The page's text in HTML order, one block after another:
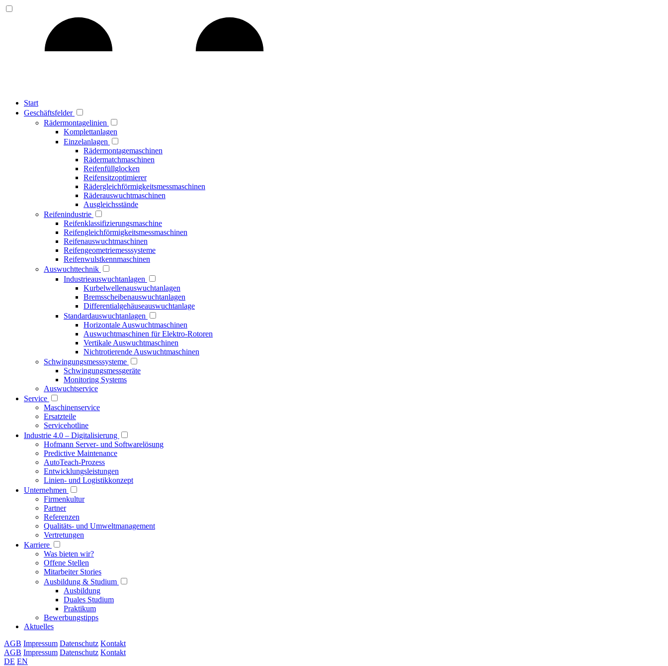
Start
Geschäftsfelder
Rädermontagelinien
Komplettanlagen
Einzelanlagen
Rädermontagemaschinen
Rädermatchmaschinen
Reifenfüllglocken
Reifensitzoptimierer
Rädergleichförmigkeitsmessmaschinen
Räderauswuchtmaschinen
Ausgleichsstände
Reifenindustrie
Reifenklassifizierungsmaschine
Reifengleichförmigkeitsmessmaschinen
Reifenauswuchtmaschinen
Reifengeometriemesssysteme
Reifenwulstkennmaschinen
Auswuchttechnik
Industrieauswuchtanlagen
Kurbelwellenauswuchtanlagen
Bremsscheibenauswuchtanlagen
Differentialgehäuseauswuchtanlage
Standardauswuchtanlagen
Horizontale Auswuchtmaschinen
Auswuchtmaschinen für Elektro-Rotoren
Vertikale Auswuchtmaschinen
Nichtrotierende Auswuchtmaschinen
Schwingungsmesssysteme
Schwingungsmessgeräte
Monitoring Systems
Auswuchtservice
Service
Maschinenservice
Ersatzteile
Servicehotline
Industrie 4.0 – Digitalisierung
Hofmann Server- und Softwarelösung
Predictive Maintenance
AutoTeach-Prozess
Entwicklungsleistungen
Linien- und Logistikkonzept
Unternehmen
Firmenkultur
Partner
Referenzen
Qualitäts- und Umweltmanagement
Vertretungen
Karriere
Was bieten wir?
Offene Stellen
Mitarbeiter Stories
Ausbildung & Studium
Ausbildung
Duales Studium
Praktikum
Bewerbungstipps
Aktuelles
AGB Impressum Datenschutz Kontakt
AGB Impressum Datenschutz Kontakt
DE EN